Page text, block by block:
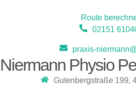
Route
02151
praxis-
Niermann Physio
Gutenbergstraße 199,